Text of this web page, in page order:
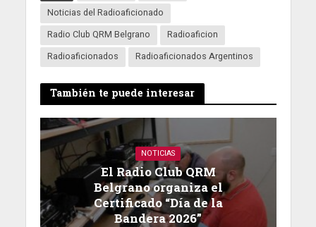
Noticias del Radioaficionado
Radio Club QRM Belgrano
Radioaficion
Radioaficionados
Radioaficionados Argentinos
También te puede interesar
NOTICIAS
El Radio Club QRM
Belgrano organiza el
Certificado “Día de la
Bandera 2026”